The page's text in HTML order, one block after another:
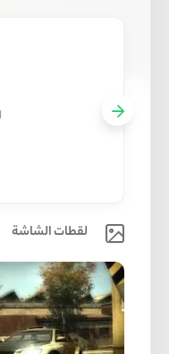
لقطات الشاشة